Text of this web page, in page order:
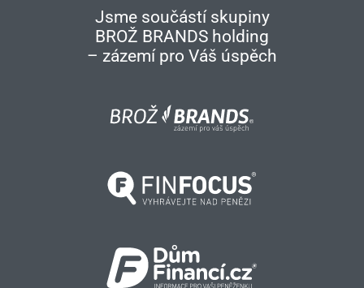
Jsme součástí skupiny
BROŽ BRANDS holding
– zázemí pro Váš úspěch